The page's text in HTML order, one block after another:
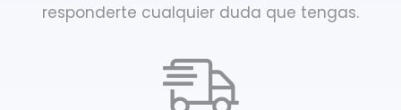
responderte cualquier duda que tengas.